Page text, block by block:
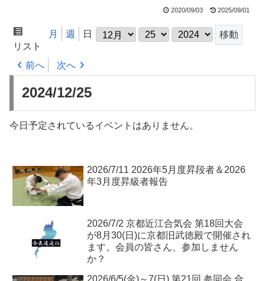
2020/09/03 2025/09/01
リスト
表
示
月 週 日 月 日 年
前へ 次へ
2024/12/25
今日予定されているイベントはありません。
2026/7/11 2026年5月度昇段者＆2026
年3月度昇級者報告
2026/7/2 京都近江合気会 第18回大会
が8月30(日)に京都旧武徳殿で開催され
ます。会員の皆さん、参加しません
か？
2026/6/5(金)～7(日) 第21回 参同会 合